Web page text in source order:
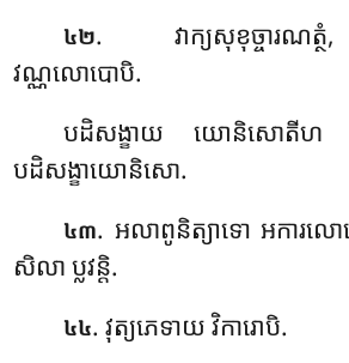
៤២. វាក្យសុខុច្ចារណត្ថំ
វណ្ណលោបោបិ.
បដិសង្ខាយ យោនិសោតីហ
បដិសង្ខាយោនិសោ.
៤៣. អលាពូនិត្យាទោអការល
សិលា ប្លវន្តិ.
៤៤. វុត្យភេទាយ វិការោបិ.